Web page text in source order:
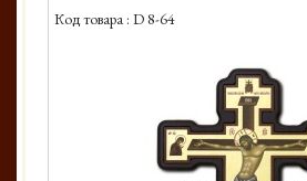
Код товара : D 8-64